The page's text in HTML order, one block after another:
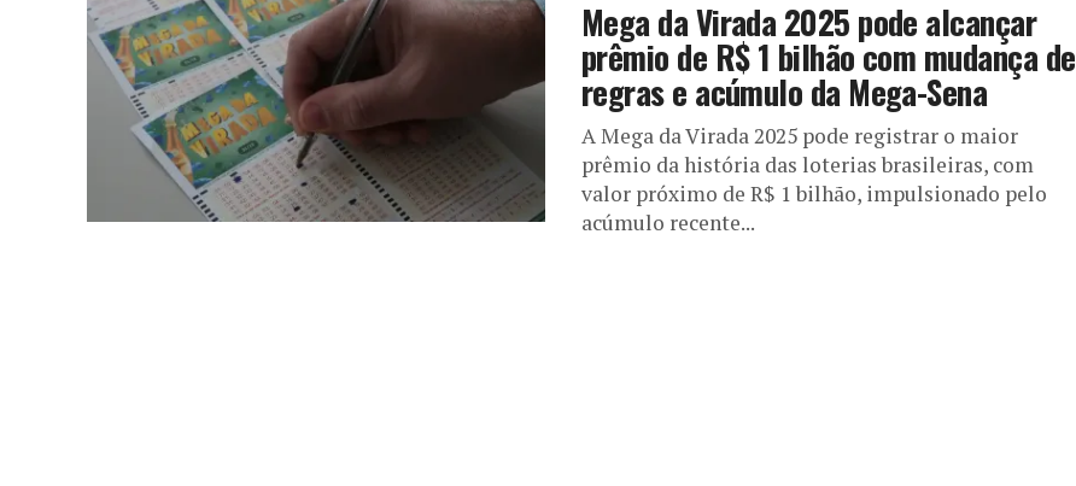
Mega da Virada 2025 pode alcançar
prêmio de R$ 1 bilhão com mudança de
regras e acúmulo da Mega-Sena
A Mega da Virada 2025 pode registrar o maior
prêmio da história das loterias brasileiras, com
valor próximo de R$ 1 bilhão, impulsionado pelo
acúmulo recente...